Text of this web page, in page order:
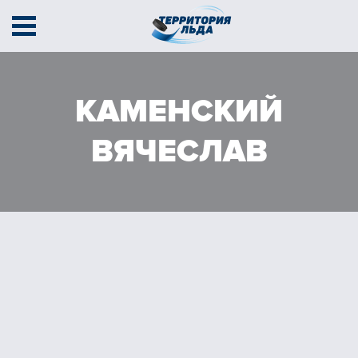
Расписание
Соревнования
Кубок содружества
КАМЕНСКИЙ
ВЯЧЕСЛАВ